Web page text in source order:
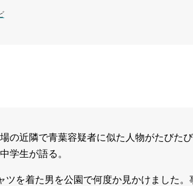
の近隣で青葉容疑者に似た人物がたびた
学生が語る。
ツを着た男を公園で何度か見かけました